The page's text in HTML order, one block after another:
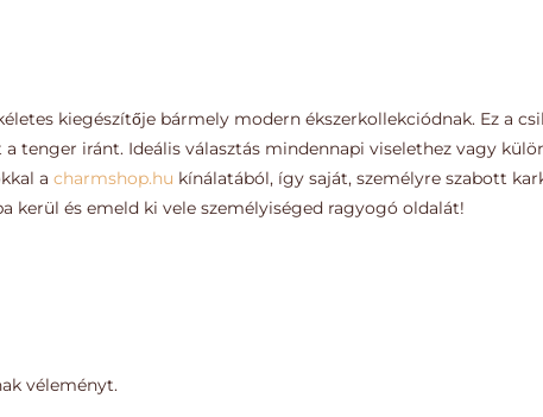
kiegészítője bármely modern ékszerkollekciódnak. Ez a
tenger iránt. Ideális választás mindennapi viselethez vagy
acharmshop.hu kínálatából, így saját, személyre szabott
kerül és emeld ki vele személyiséged ragyogó oldalát!
véleményt.